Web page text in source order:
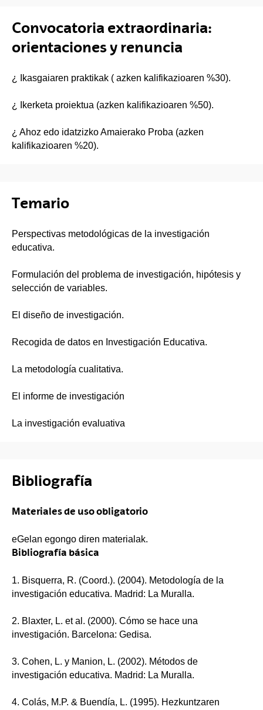
Convocatoria extraordinaria:
orientaciones y renuncia
¿ Ikasgaiaren praktikak ( azken kalifikazioaren %30).
¿ Ikerketa proiektua (azken kalifikazioaren %50).
¿ Ahoz edo idatzizko Amaierako Proba (azken
kalifikazioaren %20).
Temario
Perspectivas metodológicas de la investigación
educativa.
Formulación del problema de investigación, hipótesis y
selección de variables.
El diseño de investigación.
Recogida de datos en Investigación Educativa.
La metodología cualitativa.
El informe de investigación
La investigación evaluativa
Bibliografía
Materiales de uso obligatorio
eGelan egongo diren materialak.
Bibliografía básica
1. Bisquerra, R. (Coord.). (2004). Metodología de la
investigación educativa. Madrid: La Muralla.
2. Blaxter, L. et al. (2000). Cómo se hace una
investigación. Barcelona: Gedisa.
3. Cohen, L. y Manion, L. (2002). Métodos de
investigación educativa. Madrid: La Muralla.
4. Colás, M.P. & Buendía, L. (1995). Hezkuntzaren